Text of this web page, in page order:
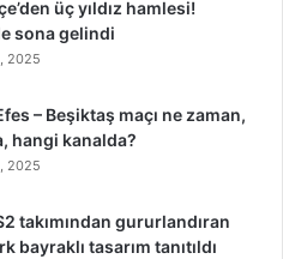
üç yıldız hamlesi!
sona gelindi
2025
– Beşiktaş maçı ne zaman,
hangi kanalda?
2025
takımından gururlandıran
bayraklı tasarım tanıtıldı